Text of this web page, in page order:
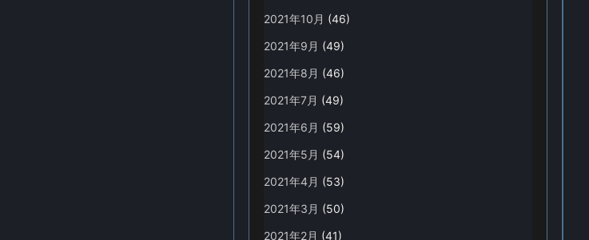
2021年10月 (46)
2021年9月 (49)
2021年8月 (46)
2021年7月 (49)
2021年6月 (59)
2021年5月 (54)
2021年4月 (53)
2021年3月 (50)
2021年2月 (41)